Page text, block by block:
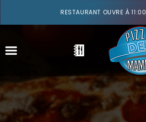
RESTAURANT OUVRE À 11:00
ACCUEIL